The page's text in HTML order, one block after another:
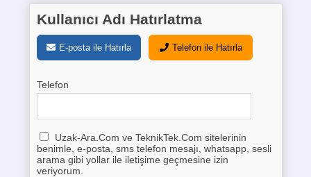
Kullanıcı Adı Hatırlatma
E-posta ile Hatırla Telefon ile Hatırla
Telefon
Uzak-Ara.Com ve TeknikTek.Com sitelerinin
benimle, e-posta, sms telefon mesajı, whatsapp, sesli
arama gibi yollar ile iletişime geçmesine izin
veriyorum.